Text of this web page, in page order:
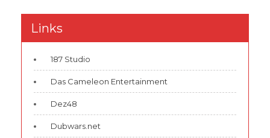
Links
187 Studio
Das Cameleon Entertainment
Dez48
Dubwars.net